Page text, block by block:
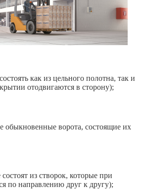
как из цельного полотна, так и
отодвигаются в сторону);
обыкновенные ворота, состоящие их
из створок, которые при
по направлению друг к другу);